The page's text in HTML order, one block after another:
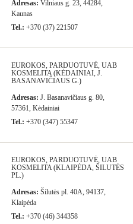
Adresas: Vilniaus g. 23, 44284,
Kaunas
Tel.: +370 (37) 221507
EUROKOS, PARDUOTUVĖ, UAB
KOSMELITA (KĖDAINIAI, J.
BASANAVIČIAUS G.)
Adresas: J. Basanavičiaus g. 80,
57361, Kėdainiai
Tel.: +370 (347) 55347
EUROKOS, PARDUOTUVĖ, UAB
KOSMELITA (KLAIPĖDA, ŠILUTĖS
PL.)
Adresas: Šilutės pl. 40A, 94137,
Klaipėda
Tel.: +370 (46) 344358